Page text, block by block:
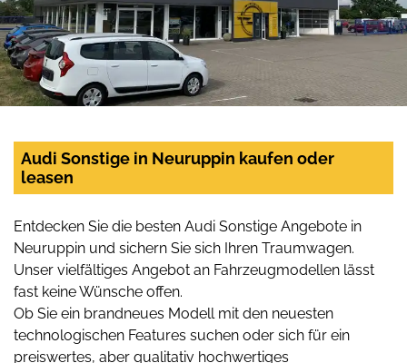
Audi Sonstige in Neuruppin kaufen oder
leasen
Entdecken Sie die besten Audi Sonstige Angebote in
Neuruppin und sichern Sie sich Ihren Traumwagen.
Unser vielfältiges Angebot an Fahrzeugmodellen lässt
fast keine Wünsche offen.
Ob Sie ein brandneues Modell mit den neuesten
technologischen Features suchen oder sich für ein
preiswertes, aber qualitativ hochwertiges